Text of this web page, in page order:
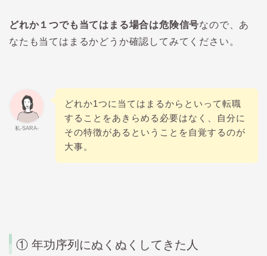
どれか１つでも当てはまる場合は危険信号なので、あ
なたも当てはまるかどうか確認してみてください。
私-SARA-
どれか1つに当てはまるからといって転職
することをあきらめる必要はなく、自分に
その特徴があるということを自覚するのが
大事。
① 年功序列にぬくぬくしてきた人